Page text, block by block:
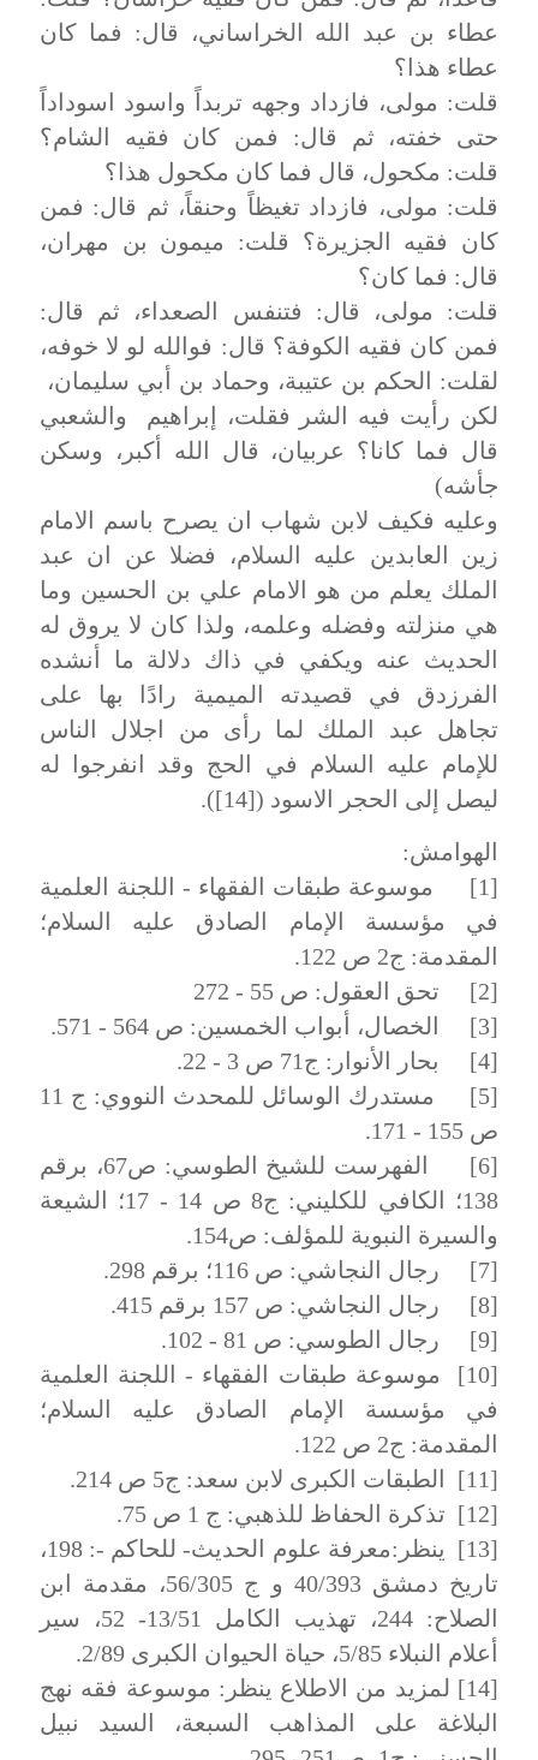
عطاء بن عبد الله الخراساني، قال: فما كان
عطاء هذا؟
قلت: مولى، فازداد وجهه تربداً واسود اسوداداً
حتى خفته، ثم قال: فمن كان فقيه الشام؟
قلت: مكحول، قال فما كان مكحول هذا؟
قلت: مولى، فازداد تغيظاً وحنقاً، ثم قال: فمن
كان فقيه الجزيرة؟ قلت: ميمون بن مهران،
قال: فما كان؟
قلت: مولى، قال: فتنفس الصعداء، ثم قال:
فمن كان فقيه الكوفة؟ قال: فوالله لو لا خوفه،
لقلت: الحكم بن عتيبة، وحماد بن أبي سليمان،
لكن رأيت فيه الشر فقلت، إبراهيم والشعبي
قال فما كانا؟ عربيان، قال الله أكبر، وسكن
جأشه)
وعليه فكيف لابن شهاب ان يصرح باسم الامام
زين العابدين عليه السلام، فضلا عن ان عبد
الملك يعلم من هو الامام علي بن الحسين وما
هي منزلته وفضله وعلمه، ولذا كان لا يروق له
الحديث عنه ويكفي في ذاك دلالة ما أنشده
الفرزدق في قصيدته الميمية رادًا بها على
تجاهل عبد الملك لما رأى من اجلال الناس
للإمام عليه السلام في الحج وقد انفرجوا له
ليصل إلى الحجر الاسود ([14]).
الهوامش:
[1] موسوعة طبقات الفقهاء - اللجنة العلمية
في مؤسسة الإمام الصادق عليه السلام؛
المقدمة: ج2 ص 122.
[2] تحق العقول: ص 55 - 272
[3] الخصال، أبواب الخمسين: ص 564 - 571.
[4] بحار الأنوار: ج71 ص 3 - 22.
[5] مستدرك الوسائل للمحدث النووي: ج 11
ص 155 - 171.
[6] الفهرست للشيخ الطوسي: ص67، برقم
138؛ الكافي للكليني: ج8 ص 14 - 17؛ الشيعة
والسيرة النبوية للمؤلف: ص154.
[7] رجال النجاشي: ص 116؛ برقم 298.
[8] رجال النجاشي: ص 157 برقم 415.
[9] رجال الطوسي: ص 81 - 102.
[10] موسوعة طبقات الفقهاء - اللجنة العلمية
في مؤسسة الإمام الصادق عليه السلام؛
المقدمة: ج2 ص 122.
[11] الطبقات الكبرى لابن سعد: ج5 ص 214.
[12] تذكرة الحفاظ للذهبي: ج 1 ص 75.
[13] ينظر:معرفة علوم الحديث- للحاكم -: 198،
تاريخ دمشق 40/393 و ج 56/305، مقدمة ابن
الصلاح: 244، تهذيب الكامل 13/51- 52، سير
أعلام النبلاء 5/85، حياة الحيوان الكبرى 2/89.
[14] لمزيد من الاطلاع ينظر: موسوعة فقه نهج
البلاغة على المذاهب السبعة، السيد نبيل